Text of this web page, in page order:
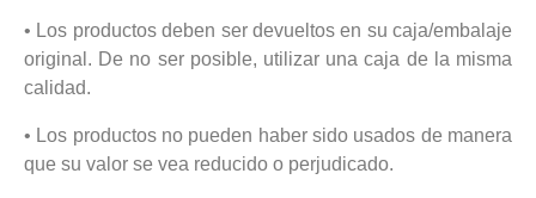
• Los productos deben ser devueltos en su caja/embalaje
original. De no ser posible, utilizar una caja de la misma
calidad.
• Los productos no pueden haber sido usados de manera
que su valor se vea reducido o perjudicado.